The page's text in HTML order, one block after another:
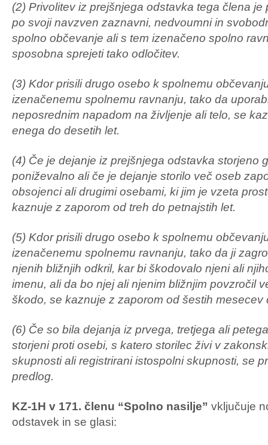
(2) Privolitev iz prejšnjega odstavka tega člena
po svoji navzven zaznavni, nedvoumni in
spolno občevanje ali s tem izenačeno spolno
sposobna sprejeti tako odločitev.
(3) Kdor prisili drugo osebo k spolnemu
izenačenemu spolnemu ravnanju, tako da
neposrednim napadom na življenje ali telo, se
enega do desetih let.
(4) Če je dejanje iz prejšnjega odstavka storjeno
poniževalno ali če je dejanje storilo več oseb
obsojenci ali drugimi osebami, ki jim je vzeta
kaznuje z zaporom od treh do petnajstih let.
(5) Kdor prisili drugo osebo k spolnemu
izenačenemu spolnemu ravnanju, tako da ji
njenih bližnjih odkril, kar bi škodovalo njeni ali
imenu, ali da bo njej ali njenim bližnjim povzročil
škodo, se kaznuje z zaporom od šestih mesecev
(6) Če so bila dejanja iz prvega, tretjega ali
storjeni proti osebi, s katero storilec živi v
skupnosti ali registrirani istospolni skupnosti, se
predlog.
KZ-1H v 171. členu “Spolno nasilje” vključuje
odstavek in se glasi: